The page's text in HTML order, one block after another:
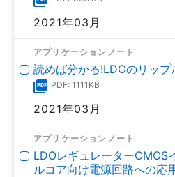
2021年03月
アプリケーションノート
読めば分かる!LDOのリッ
PDF: 1111KB
2021年03月
アプリケーションノート
LDOレギュレーターCMOS
ルコア向け電源回路への応